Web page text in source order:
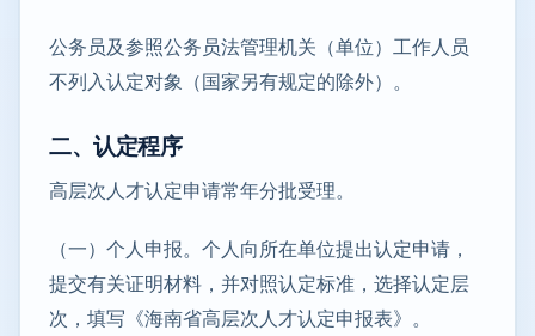
公务员及参照公务员法管理机关（单位）工作人员
不列入认定对象（国家另有规定的除外）。
二、认定程序
高层次人才认定申请常年分批受理。
（一）个人申报。个人向所在单位提出认定申请，
提交有关证明材料，并对照认定标准，选择认定层
次，填写《海南省高层次人才认定申报表》。